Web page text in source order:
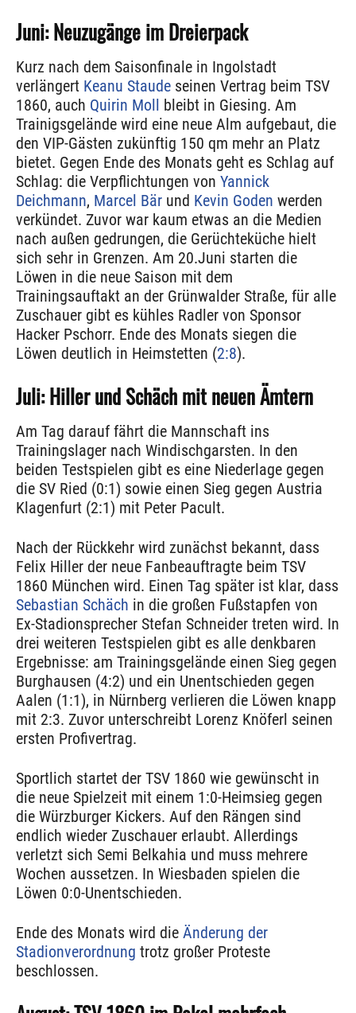
Juni: Neuzugänge im Dreierpack
Kurz nach dem Saisonfinale in Ingolstadt
verlängert Keanu Staude seinen Vertrag beim TSV
1860, auch Quirin Moll bleibt in Giesing. Am
Trainigsgelände wird eine neue Alm aufgebaut, die
den VIP-Gästen zukünftig 150 qm mehr an Platz
bietet. Gegen Ende des Monats geht es Schlag auf
Schlag: die Verpflichtungen von Yannick
Deichmann, Marcel Bär und Kevin Goden werden
verkündet. Zuvor war kaum etwas an die Medien
nach außen gedrungen, die Gerüchteküche hielt
sich sehr in Grenzen. Am 20.Juni starten die
Löwen in die neue Saison mit dem
Trainingsauftakt an der Grünwalder Straße, für alle
Zuschauer gibt es kühles Radler von Sponsor
Hacker Pschorr. Ende des Monats siegen die
Löwen deutlich in Heimstetten (2:8).
Juli: Hiller und Schäch mit neuen Ämtern
Am Tag darauf fährt die Mannschaft ins
Trainingslager nach Windischgarsten. In den
beiden Testspielen gibt es eine Niederlage gegen
die SV Ried (0:1) sowie einen Sieg gegen Austria
Klagenfurt (2:1) mit Peter Pacult.
Nach der Rückkehr wird zunächst bekannt, dass
Felix Hiller der neue Fanbeauftragte beim TSV
1860 München wird. Einen Tag später ist klar, dass
Sebastian Schäch in die großen Fußstapfen von
Ex-Stadionsprecher Stefan Schneider treten wird. In
drei weiteren Testspielen gibt es alle denkbaren
Ergebnisse: am Trainingsgelände einen Sieg gegen
Burghausen (4:2) und ein Unentschieden gegen
Aalen (1:1), in Nürnberg verlieren die Löwen knapp
mit 2:3. Zuvor unterschreibt Lorenz Knöferl seinen
ersten Profivertrag.
Sportlich startet der TSV 1860 wie gewünscht in
die neue Spielzeit mit einem 1:0-Heimsieg gegen
die Würzburger Kickers. Auf den Rängen sind
endlich wieder Zuschauer erlaubt. Allerdings
verletzt sich Semi Belkahia und muss mehrere
Wochen aussetzen. In Wiesbaden spielen die
Löwen 0:0-Unentschieden.
Ende des Monats wird die Änderung der
Stadionverordnung trotz großer Proteste
beschlossen.